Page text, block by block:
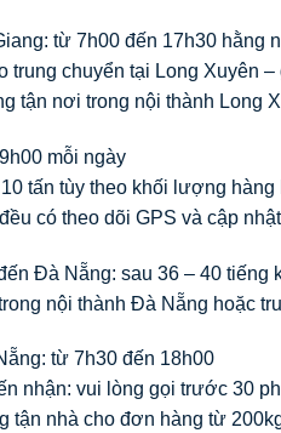
từ 7h00 đến 17h30 hằng
trung chuyển tại Long Xuyên
tận nơi trong nội thành Long
mỗi ngày
tấn tùy theo khối lượng hàng
có theo dõi GPS và cập
Đà Nẵng: sau 36 – 40 tiếng
nội thành Đà Nẵng hoặc
từ 7h30 đến 18h00
nhận: vui lòng gọi trước 30
tận nhà cho đơn hàng từ